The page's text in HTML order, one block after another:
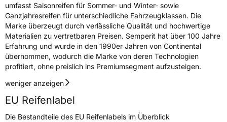
umfasst Saisonreifen für Sommer- und Winter- sowie
Ganzjahresreifen für unterschiedliche Fahrzeugklassen. Die
Marke überzeugt durch verlässliche Qualität und hochwertige
Materialien zu vertretbaren Preisen. Semperit hat über 100 Jahre
Erfahrung und wurde in den 1990er Jahren von Continental
übernommen, wodurch die Marke von deren Technologien
profitiert, ohne preislich ins Premiumsegment aufzusteigen.
weniger anzeigen
EU Reifenlabel
Die Bestandteile des EU Reifenlabels im Überblick